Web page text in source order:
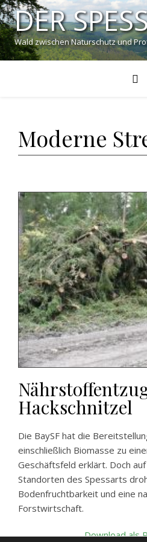
DER
Wald zwischen Naturschutz und
Moderne
Hackschnitzel
Die BaySF hat die
einschließlich Biomasse zu
Geschäftsfeld erklärt. Doch
Standorten des Spessarts
Bodenfruchtbarkeit und eine
Forstwirtschaft.
Download als